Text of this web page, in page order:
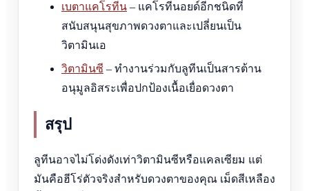
เบตาแคโรทีน – แคโรทีนอยด์อีกชนิดที่
สนับสนุนสุขภาพดวงตาและเปลี่ยนเป็น
วิตามินเอ
วิตามินซี – ทำงานร่วมกับลูทีนเป็นสารต้าน
อนุมูลอิสระเพื่อปกป้องเนื้อเยื่อดวงตา
สรุป
ลูทีนอาจไม่โด่งดังเท่าวิตามินซีหรือแคลเซียม แต่
มันคือฮีโร่ตัวจริงสำหรับดวงตาของคุณ เม็ดสีเหลือง